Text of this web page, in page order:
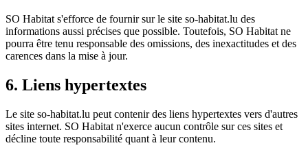
SO Habitat s'efforce de fournir sur le site so-habitat.lu des
informations aussi précises que possible. Toutefois, SO Habitat ne
pourra être tenu responsable des omissions, des inexactitudes et des
carences dans la mise à jour.
6. Liens hypertextes
Le site so-habitat.lu peut contenir des liens hypertextes vers d'autres
sites internet. SO Habitat n'exerce aucun contrôle sur ces sites et
décline toute responsabilité quant à leur contenu.